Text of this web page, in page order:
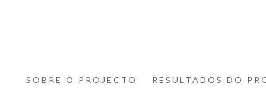
SOBRE O PROJECTO RESULTADOS DO